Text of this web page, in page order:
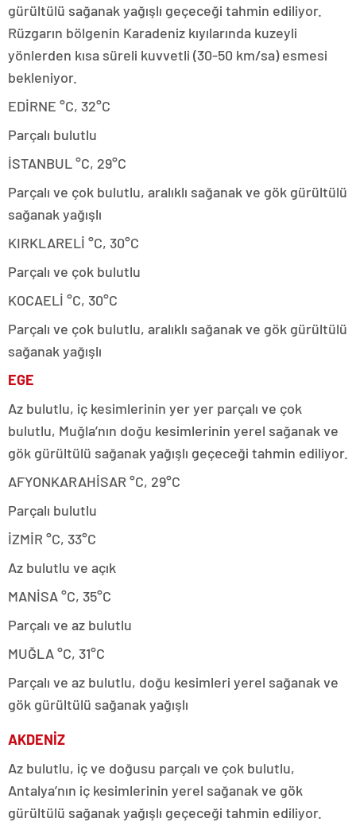
gürültülü sağanak yağışlı geçeceği tahmin ediliyor.
Rüzgarın bölgenin Karadeniz kıyılarında kuzeyli
yönlerden kısa süreli kuvvetli (30-50 km/sa) esmesi
bekleniyor.
EDİRNE °C, 32°C
Parçalı bulutlu
İSTANBUL °C, 29°C
Parçalı ve çok bulutlu, aralıklı sağanak ve gök gürültülü
sağanak yağışlı
KIRKLARELİ °C, 30°C
Parçalı ve çok bulutlu
KOCAELİ °C, 30°C
Parçalı ve çok bulutlu, aralıklı sağanak ve gök gürültülü
sağanak yağışlı
EGE
Az bulutlu, iç kesimlerinin yer yer parçalı ve çok
bulutlu, Muğla’nın doğu kesimlerinin yerel sağanak ve
gök gürültülü sağanak yağışlı geçeceği tahmin ediliyor.
AFYONKARAHİSAR °C, 29°C
Parçalı bulutlu
İZMİR °C, 33°C
Az bulutlu ve açık
MANİSA °C, 35°C
Parçalı ve az bulutlu
MUĞLA °C, 31°C
Parçalı ve az bulutlu, doğu kesimleri yerel sağanak ve
gök gürültülü sağanak yağışlı
AKDENİZ
Az bulutlu, iç ve doğusu parçalı ve çok bulutlu,
Antalya’nın iç kesimlerinin yerel sağanak ve gök
gürültülü sağanak yağışlı geçeceği tahmin ediliyor.